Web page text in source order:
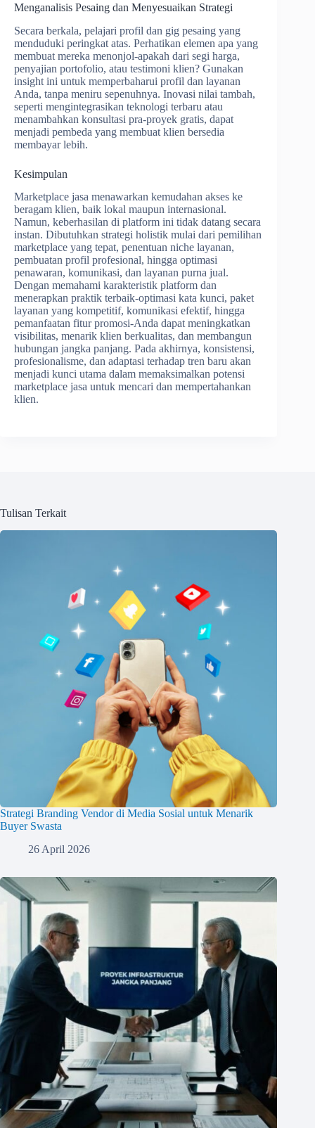
Menganalisis Pesaing dan Menyesuaikan Strategi
Secara berkala, pelajari profil dan gig pesaing yang
menduduki peringkat atas. Perhatikan elemen apa yang
membuat mereka menonjol-apakah dari segi harga,
penyajian portofolio, atau testimoni klien? Gunakan
insight ini untuk memperbaharui profil dan layanan
Anda, tanpa meniru sepenuhnya. Inovasi nilai tambah,
seperti mengintegrasikan teknologi terbaru atau
menambahkan konsultasi pra-proyek gratis, dapat
menjadi pembeda yang membuat klien bersedia
membayar lebih.
Kesimpulan
Marketplace jasa menawarkan kemudahan akses ke
beragam klien, baik lokal maupun internasional.
Namun, keberhasilan di platform ini tidak datang secara
instan. Dibutuhkan strategi holistik mulai dari pemilihan
marketplace yang tepat, penentuan niche layanan,
pembuatan profil profesional, hingga optimasi
penawaran, komunikasi, dan layanan purna jual.
Dengan memahami karakteristik platform dan
menerapkan praktik terbaik-optimasi kata kunci, paket
layanan yang kompetitif, komunikasi efektif, hingga
pemanfaatan fitur promosi-Anda dapat meningkatkan
visibilitas, menarik klien berkualitas, dan membangun
hubungan jangka panjang. Pada akhirnya, konsistensi,
profesionalisme, dan adaptasi terhadap tren baru akan
menjadi kunci utama dalam memaksimalkan potensi
marketplace jasa untuk mencari dan mempertahankan
klien.
Tulisan Terkait
Strategi Branding Vendor di Media Sosial untuk Menarik
Buyer Swasta
26 April 2026